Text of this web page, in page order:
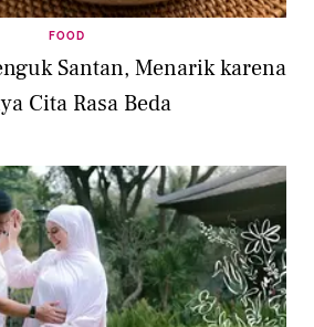
FOOD
Santan, Menarik karena
Cita Rasa Beda